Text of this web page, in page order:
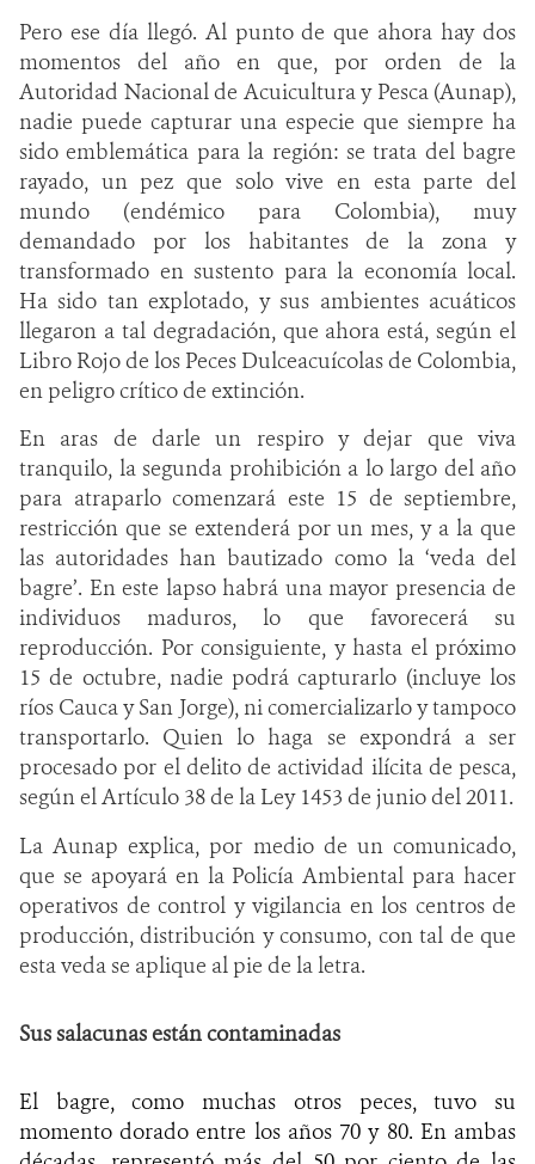
Pero ese día llegó. Al punto de que ahora hay dos
momentos del año en que, por orden de la
Autoridad Nacional de Acuicultura y Pesca (Aunap),
nadie puede capturar una especie que siempre ha
sido emblemática para la región: se trata del bagre
rayado, un pez que solo vive en esta parte del
mundo (endémico para Colombia), muy
demandado por los habitantes de la zona y
transformado en sustento para la economía local.
Ha sido tan explotado, y sus ambientes acuáticos
llegaron a tal degradación, que ahora está, según el
Libro Rojo de los Peces Dulceacuícolas de Colombia,
en peligro crítico de extinción.
En aras de darle un respiro y dejar que viva
tranquilo, la segunda prohibición a lo largo del año
para atraparlo comenzará este 15 de septiembre,
restricción que se extenderá por un mes, y a la que
las autoridades han bautizado como la ‘veda del
bagre’. En este lapso habrá una mayor presencia de
individuos maduros, lo que favorecerá su
reproducción. Por consiguiente, y hasta el próximo
15 de octubre, nadie podrá capturarlo (incluye los
ríos Cauca y San Jorge), ni comercializarlo y tampoco
transportarlo. Quien lo haga se expondrá a ser
procesado por el delito de actividad ilícita de pesca,
según el Artículo 38 de la Ley 1453 de junio del 2011.
La Aunap explica, por medio de un comunicado,
que se apoyará en la Policía Ambiental para hacer
operativos de control y vigilancia en los centros de
producción, distribución y consumo, con tal de que
esta veda se aplique al pie de la letra.
Sus salacunas están contaminadas
El bagre, como muchas otros peces, tuvo su
momento dorado entre los años 70 y 80. En ambas